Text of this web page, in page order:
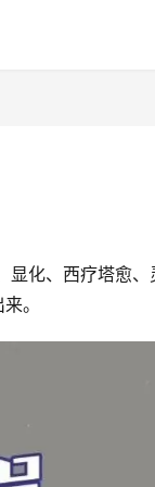
显化、西疗塔‬愈、
。